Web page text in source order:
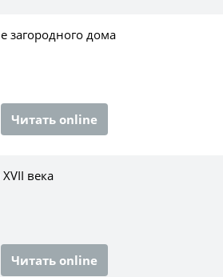
загородного дома
Читать online
века
Читать online